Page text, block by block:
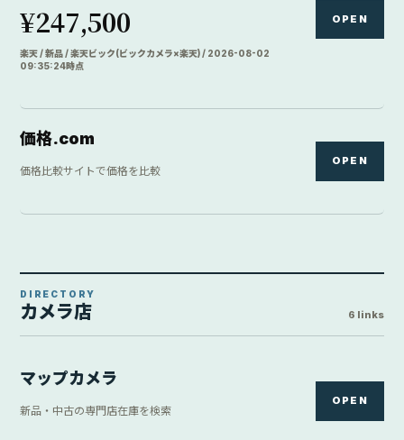
¥247,500
楽天 / 新品 / 楽天ビック(ビックカメラ×楽天) / 2026-08-02
09:35:24時点
OPEN
価格.com
価格比較サイトで価格を比較
OPEN
DIRECTORY
カメラ店 6 links
マップカメラ
新品・中古の専門店在庫を検索
OPEN